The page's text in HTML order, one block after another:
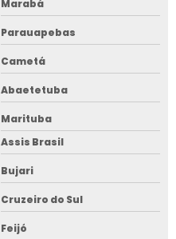
Marabá
Parauapebas
Cametá
Abaetetuba
Marituba
Assis Brasil
Bujari
Cruzeiro do Sul
Feijó